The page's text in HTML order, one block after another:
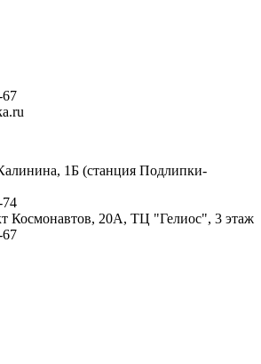
67
1Б (станция Подлипки-
74
Космонавтов, 20А, ТЦ "Гелиос", 3 этаж
67